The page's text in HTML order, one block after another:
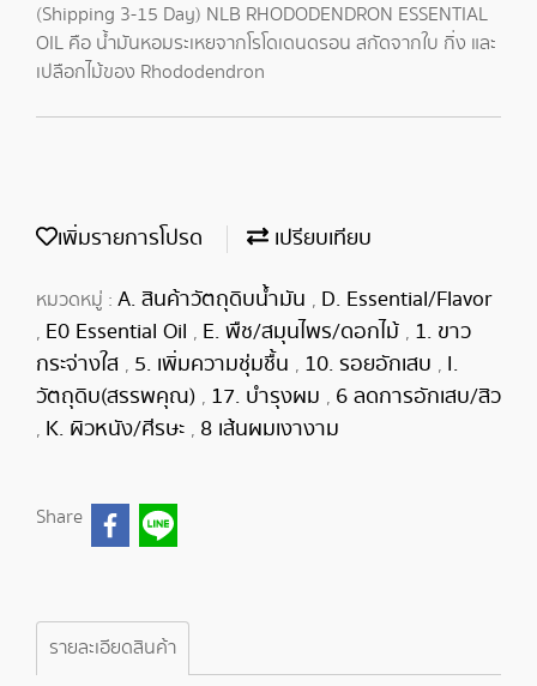
(Shipping 3-15 Day) NLB RHODODENDRON ESSENTIAL
OIL คือ น้ำมันหอมระเหยจากโรโดเดนดรอน สกัดจากใบ กิ่ง และ
เปลือกไม้ของ Rhododendron
เพิ่มรายการโปรด เปรียบเทียบ
หมวดหมู่ : A. สินค้าวัตถุดิบน้ำมัน , D. Essential/Flavor
, E0 Essential Oil , E. พืช/สมุนไพร/ดอกไม้ , 1. ขาว
กระจ่างใส , 5. เพิ่มความชุ่มชื้น , 10. รอยอักเสบ , I.
วัตถุดิบ(สรรพคุณ) , 17. บำรุงผม , 6 ลดการอักเสบ/สิว
, K. ผิวหนัง/ศีรษะ , 8 เส้นผมเงางาม
Share
รายละเอียดสินค้า